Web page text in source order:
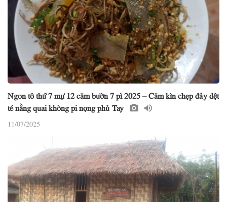
Ngon tô thứ 7 mự 12 căm bườn 7 pì 2025 – Căm kìn chẹp đảy dệt
té nằng quai khòng pi nọng phủ Tay
11/07/2025